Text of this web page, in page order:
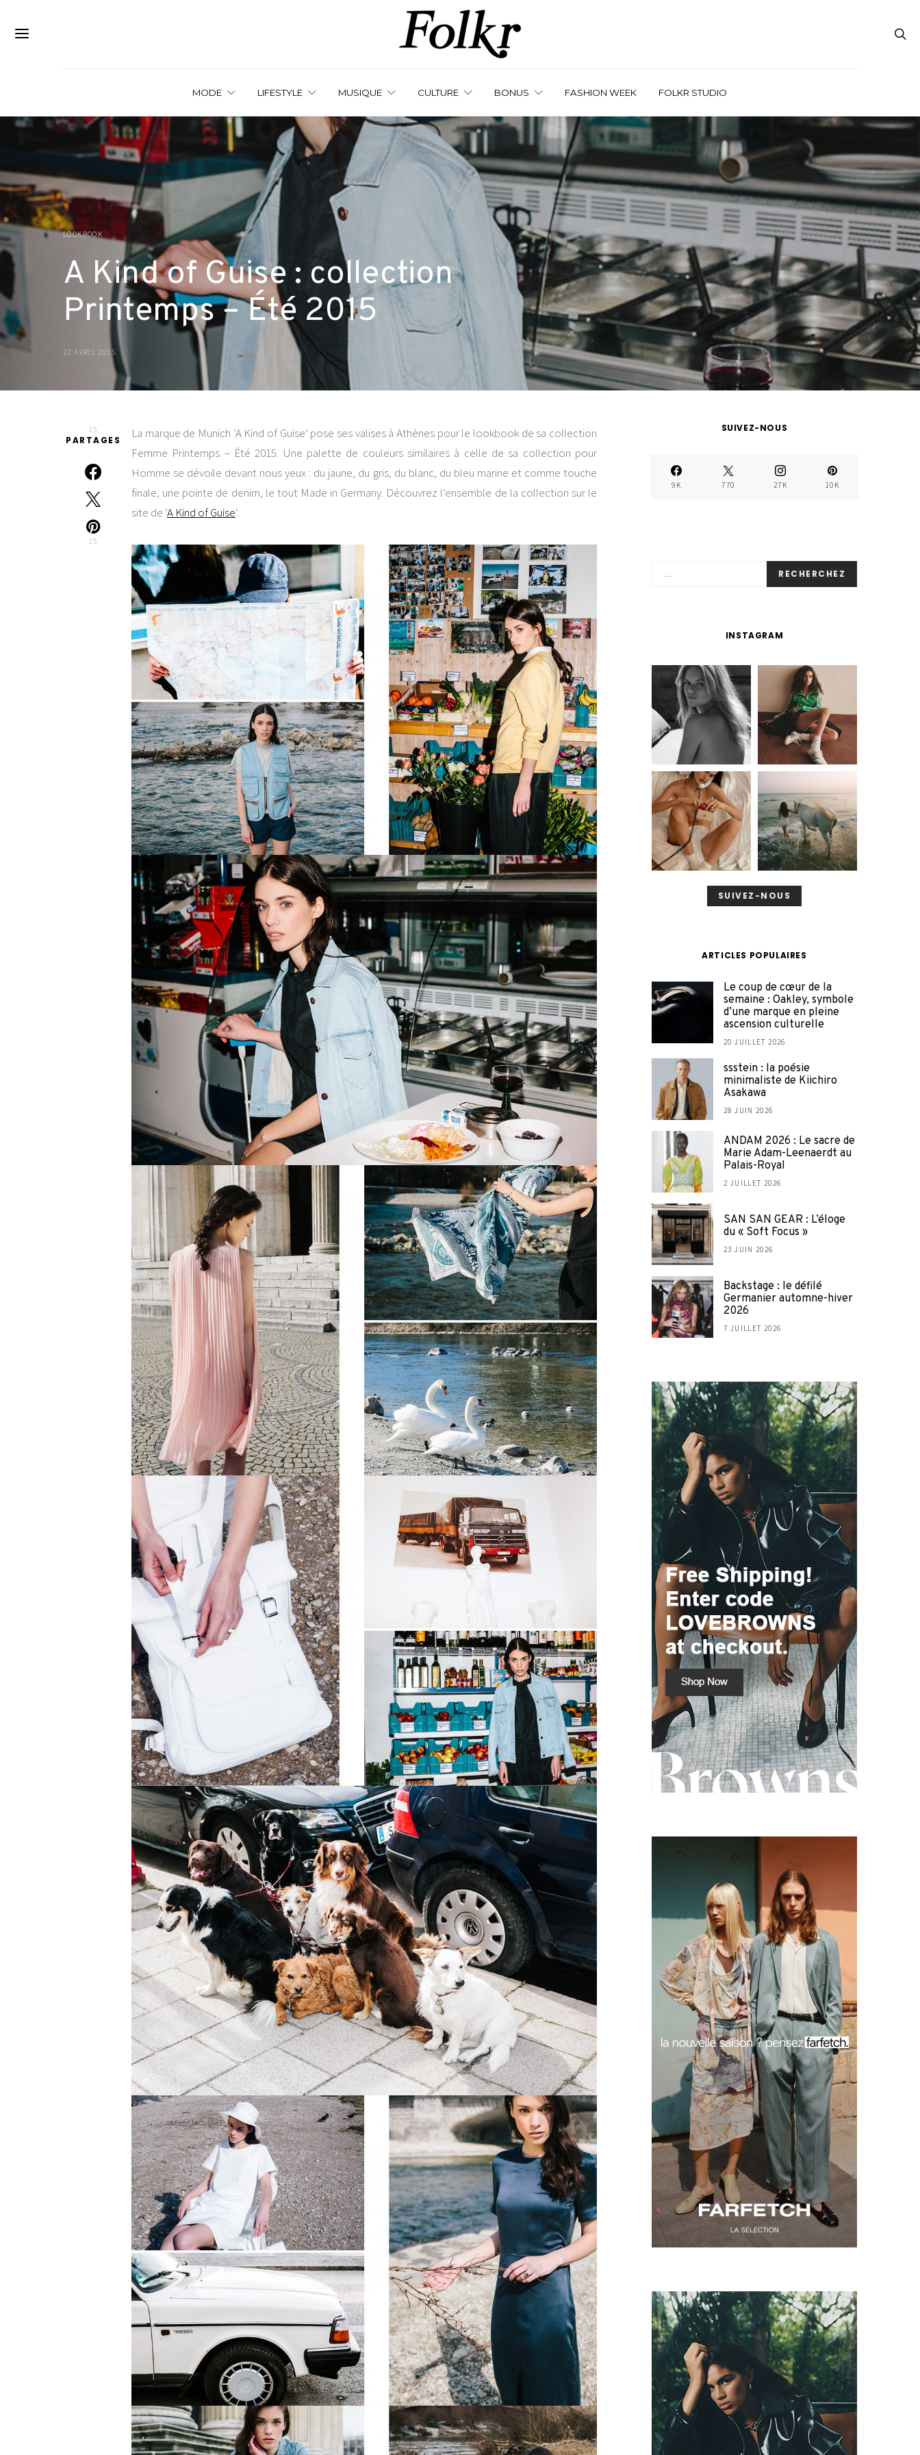
MODE LIFESTYLE MUSIQUE CULTURE BONUS FASHION WEEK FOLKR STUDIO
LOOKBOOK
A Kind of Guise : collection
Printemps – Été 2015
22 AVRIL 2015
15
PARTAGES
15
La marque de Munich ‘A Kind of Guise’ pose ses valises à Athènes pour le lookbook de sa collection
Femme Printemps – Été 2015. Une palette de couleurs similaires à celle de sa collection pour
Homme se dévoile devant nous yeux : du jaune, du gris, du blanc, du bleu marine et comme touche
finale, une pointe de denim, le tout Made in Germany. Découvrez l’ensemble de la collection sur le
site de ‘A Kind of Guise‘.
SUIVEZ-NOUS
9K 770 27K 10K
RECHERCHEZ
INSTAGRAM
SUIVEZ-NOUS
ARTICLES POPULAIRES
Le coup de cœur de la
semaine : Oakley, symbole
d’une marque en pleine
ascension culturelle
20 JUILLET 2026
ssstein : la poésie
minimaliste de Kiichiro
Asakawa
28 JUIN 2026
ANDAM 2026 : Le sacre de
Marie Adam-Leenaerdt au
Palais-Royal
2 JUILLET 2026
SAN SAN GEAR : L’éloge
du « Soft Focus »
23 JUIN 2026
Backstage : le défilé
Germanier automne-hiver
2026
7 JUILLET 2026